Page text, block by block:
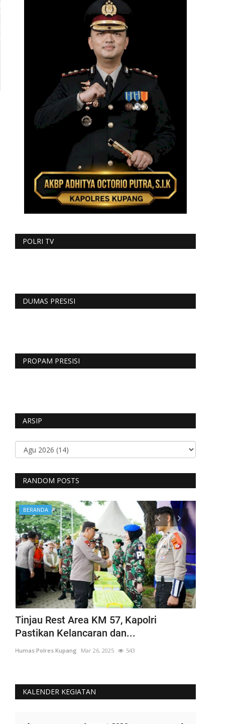
POLRI TV
DUMAS PRESISI
PROPAM PRESISI
ARSIP
RANDOM POSTS
BERANDA
Tinjau Rest Area KM 57, Kapolri
Pastikan Kelancaran dan...
Humas Polres Kupang Mar 26, 2025 543
KALENDER KEGIATAN